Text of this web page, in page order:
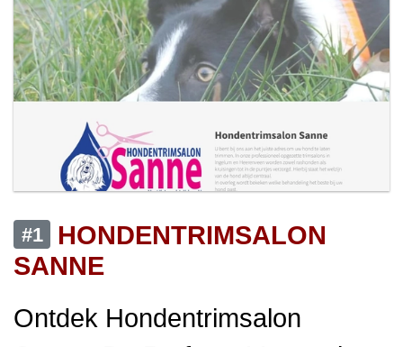
#1
HONDENTRIMSALON
SANNE
Ontdek Hondentrimsalon